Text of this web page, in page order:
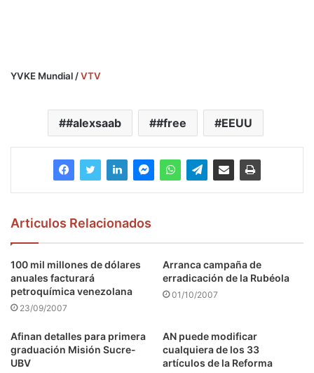
YVKE Mundial /VTV
#alexsaab #free EEUU
Articulos Relacionados
100 mil millones de dólares
anuales facturará
petroquímica venezolana
23/09/2007
Arranca campaña de
erradicación de la Rubéola
01/10/2007
Afinan detalles para primera
graduación Misión Sucre-
UBV
AN puede modificar
cualquiera de los 33
artículos de la Reforma